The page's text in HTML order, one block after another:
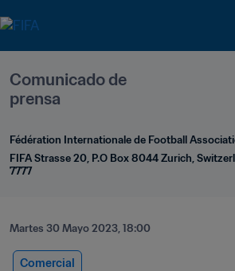
Comunicado de
prensa
Fédération Internationale de Football
FIFA Strasse 20, P.O Box 8044 Zurich,
7777
Martes 30 Mayo 2023, 18:00
Comercial